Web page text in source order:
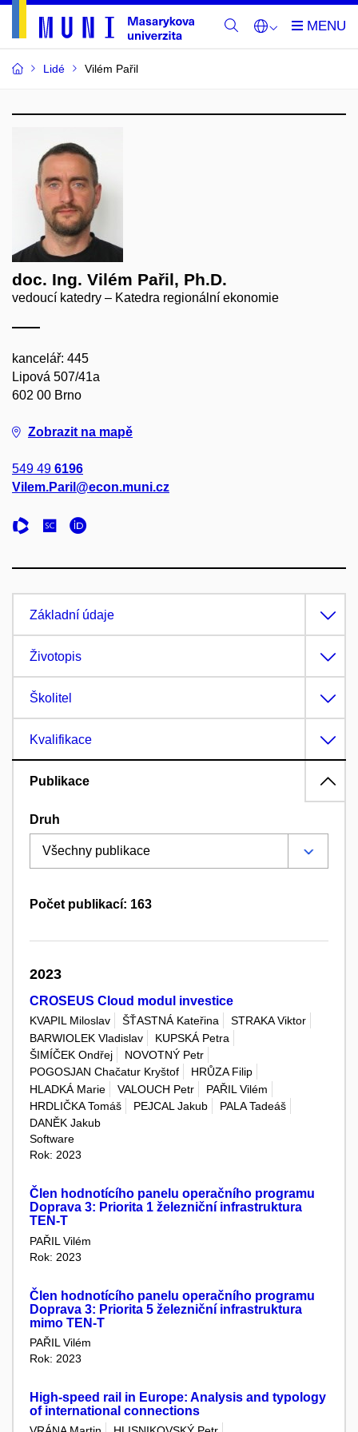
Lidé Vilém Pařil
doc. Ing. Vilém Pařil, Ph.D.
vedoucí katedry – Katedra regionální ekonomie
kancelář: 445
Lipová 507/41a
602 00 Brno
Zobrazit na mapě
549 49 6196
Vilem.Paril@econ.muni.cz
Základní údaje
Životopis
Školitel
Kvalifikace
Publikace
Druh
Počet publikací: 163
2023
CROSEUS Cloud modul investice
KVAPIL Miloslav ŠŤASTNÁ Kateřina
STRAKA Viktor
BARWIOLEK Vladislav
KUPSKÁ Petra
ŠIMÍČEK Ondřej
NOVOTNÝ Petr
POGOSJAN Chačatur Kryštof
HRŮZA Filip
HLADKÁ Marie
VALOUCH Petr
PAŘIL Vilém
HRDLIČKA Tomáš
PEJCAL Jakub
PALA Tadeáš
DANĚK Jakub
Software
Rok: 2023
Člen hodnotícího panelu operačního programu
Doprava 3: Priorita 1 železniční infrastruktura
TEN-T
PAŘIL Vilém
Rok: 2023
Člen hodnotícího panelu operačního programu
Doprava 3: Priorita 5 železniční infrastruktura
mimo TEN-T
PAŘIL Vilém
Rok: 2023
High-speed rail in Europe: Analysis and typology
of international connections